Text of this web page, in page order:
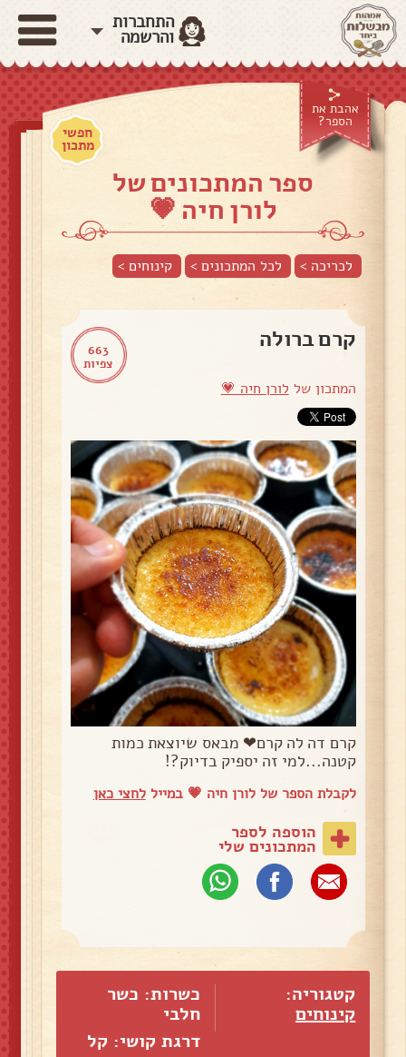
התחברות
והרשמה
אהבת את
הספר?
חפשי
מתכון
ספר המתכונים של
לורן חיה 💗
לכריכה > לכל המתכונים > קינוחים>
663
צפיות
קרם ברולה
המתכון של לורן חיה 💗
קרם דה לה קרם❤ מבאס שיוצאת כמות
קטנה...למי זה יספיק בדיוק?!
לקבלת הספר של לורן חיה 💗 במייללחצי כאן
הוספה לספר
המתכונים שלי
קטגוריה:
קינוחים
כשרות: כשר
חלבי
דרגת קושי: קל